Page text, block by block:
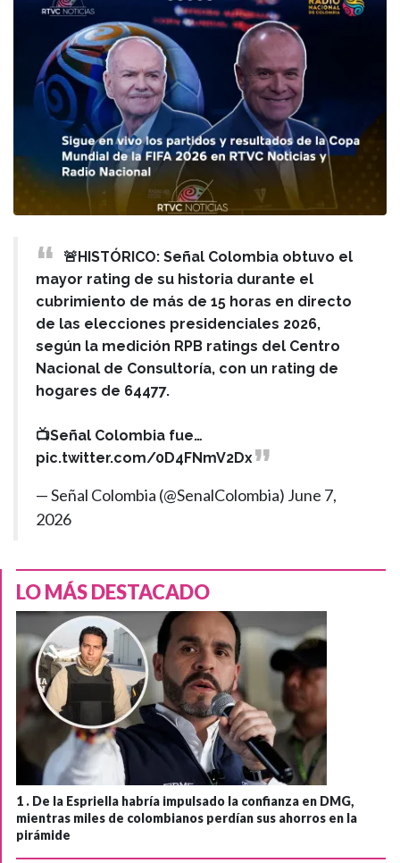
🚨HISTÓRICO: Señal Colombia obtuvo el
mayor rating de su historia durante el
cubrimiento de más de 15 horas en directo
de las elecciones presidenciales 2026,
según la medición RPB ratings del Centro
Nacional de Consultoría, con un rating de
hogares de 64477.
📺Señal Colombia fue…
pic.twitter.com/0D4FNmV2Dx
— Señal Colombia (@SenalColombia) June 7,
2026
LO MÁS DESTACADO
1 . De la Espriella habría impulsado la confianza en DMG,
mientras miles de colombianos perdían sus ahorros en la
pirámide